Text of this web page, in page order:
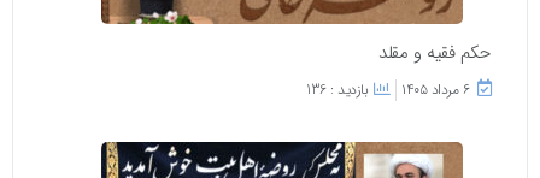
حکم فقیه و مقلد
۶ مرداد ۱۴۰۵ بازدید : 136